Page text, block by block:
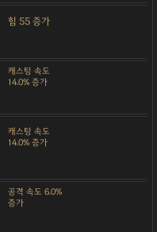
힘 55 증가
캐스팅 속도
14.0% 증가
캐스팅 속도
14.0% 증가
공격 속도 6.0%
증가